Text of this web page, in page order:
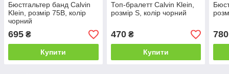
Бюстгальтер банд Calvin
Klein, розмір 75B, колір
чорний
695 ₴
Купити
Топ-бралетт Calvin Klein,
розмір S, колір чорний
470₴
Купити
780